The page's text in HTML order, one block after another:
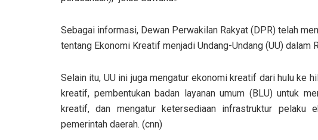
Sebagai informasi, Dewan Perwakilan Rakyat (DPR) telah
tentang Ekonomi Kreatif menjadi Undang-Undang (UU) dalam
Selain itu, UU ini juga mengatur ekonomi kreatif dari hulu ke
kreatif, pembentukan badan layanan umum (BLU) untuk
kreatif, dan mengatur ketersediaan infrastruktur pelaku
pemerintah daerah. (cnn)